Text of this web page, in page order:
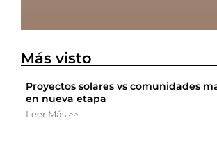
Más visto
Proyectos solares vs comunidades
en nueva etapa
Leer Más >>